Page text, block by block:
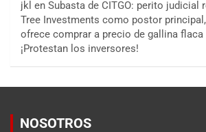
jkl en Subasta de CITGO: perito judicial
Tree Investments como postor
ofrece comprar a precio de gallina flaca
¡Protestan los inversores!
NOSOTROS